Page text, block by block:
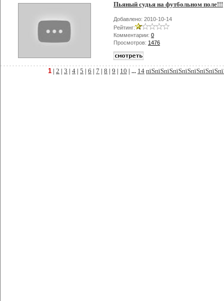
Пьяный судья на футбольном поле!!!
Добавлено: 2010-10-14
Рейтинг:
Комментарии: 0
Просмотров: 1476
1 2 3 4 5 6 7 8 9 10 | ... 14